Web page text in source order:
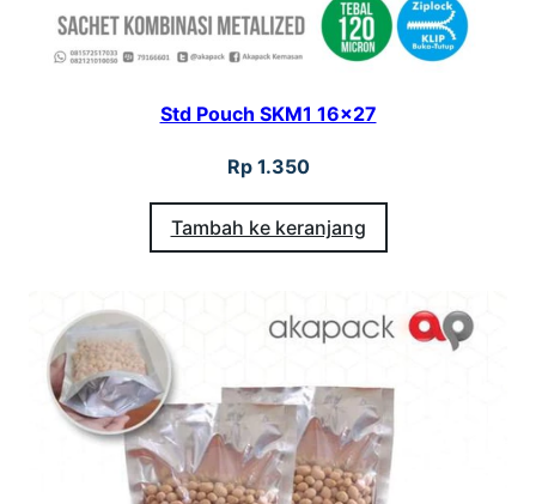
Std Pouch SKM1 16×27
Rp1.350
Tambah ke keranjang